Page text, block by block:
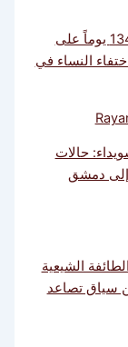
الإفراج عن القاصر مريم فايز سلطان بعد 134 يوماً على
النساء في
حالات
إلى دمشق
الشيعية
سياق تصاعد